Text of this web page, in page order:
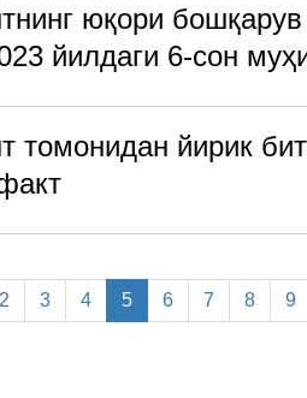
юқори бошқарув
йилдаги 6-сон
томонидан йирик
2 3 4 5 6 7 8 9